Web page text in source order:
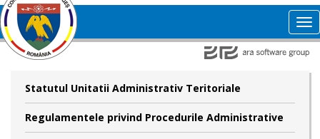
Statutul Unitatii Administrativ Teritoriale
Regulamentele privind Procedurile Administrative